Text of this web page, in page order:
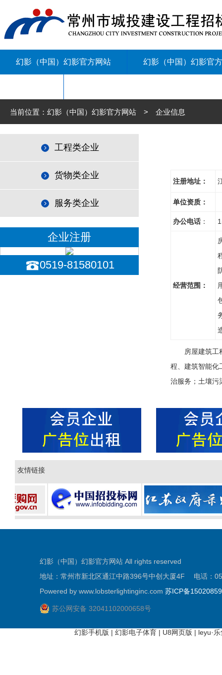
幻影（中国）幻影官方网站 幻影（中国）幻影官
当前位置：幻影（中国）幻影官方网站 > 企业信息
工程类企业
货物类企业
服务类企业
企业注册
0519-81580101
注册地址：
单位资质：
办公电话 ：
经营范围：
房屋建筑工
程、建筑智能化
治服务；土壤污
友情链接
幻影（中国）幻影官方网站 All rights reserved
地址：常州市新北区通江中路396号中创大厦4F 电话：
Powered by www.lobsterlightinginc.com 苏ICP备
苏公网安备 32041102000658号
幻影手机版 | 幻影电子体育| U8网页版 | leyu·